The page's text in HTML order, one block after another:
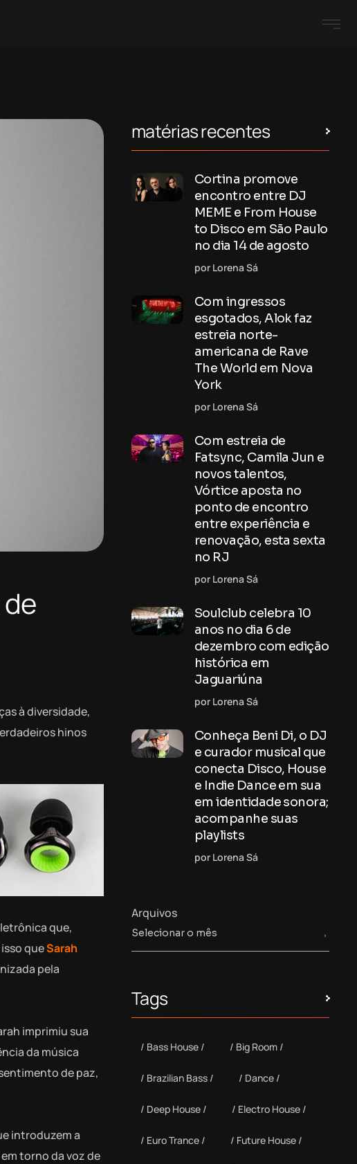
à diversidade,
hinos
que,
queSarah
pela
imprimiu sua
da música
de paz,
introduzem a
torno da voz de
matérias recentes
Cortina promove
encontro entre DJ
MEME e From House
to Disco em São Paulo
no dia 14 de agosto
por Lorena Sá
Com ingressos
esgotados, Alok faz
estreia norte-
americana de Rave
The World em Nova
York
por Lorena Sá
Com estreia de
Fatsync, Camila Jun e
novos talentos,
Vórtice aposta no
ponto de encontro
entre experiência e
renovação, esta sexta
no RJ
por Lorena Sá
Soulclub celebra 10
anos no dia 6 de
dezembro com edição
histórica em
Jaguariúna
por Lorena Sá
Conheça Beni Di, o DJ
e curador musical que
conecta Disco, House
e Indie Dance em sua
em identidade sonora;
acompanhe suas
playlists
por Lorena Sá
Arquivos
Tags
Bass House Big Room
Brazilian Bass Dance
Deep House Electro House
Euro Trance Future House